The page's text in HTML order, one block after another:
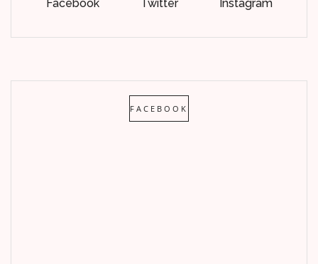
Facebook Twitter Instagram
FACEBOOK